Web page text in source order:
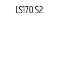
LS170 S2